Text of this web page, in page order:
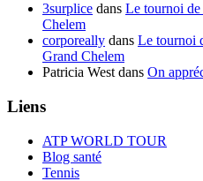
3surplice dans Le tournoi de
Chelem
corporeally dans Le tournoi
Grand Chelem
Patricia West dans On
Liens
ATP WORLD TOUR
Blog santé
Tennis